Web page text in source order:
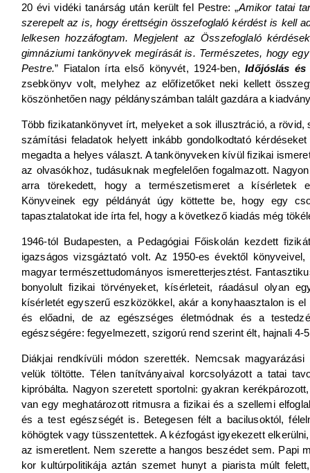
20 évi vidéki tanárság után került fel Pestre: „Amikor tatai
szerepelt az is, hogy érettségin összefoglaló kérdést is kell
lelkesen hozzáfogtam. Megjelent az Összefoglaló
gimnáziumi tankönyvek megírását is. Természetes, hogy
Pestre.” Fiatalon írta első könyvét, 1924-ben,Időjóslás és
zsebkönyv volt, melyhez az előfizetőket neki kellett
köszönhetően nagy példányszámban talált gazdára a
Több fizikatankönyvet írt, melyeket a sok illusztráció, a
számítási feladatok helyett inkább gondolkodtató
megadta a helyes választ. A tankönyveken kívül fizikai
az olvasókhoz, tudásuknak megfelelően fogalmazott.
arra törekedett, hogy a természetismeret a kísérletek
Könyveinek egy példányát úgy köttette be, hogy egy
tapasztalatokat ide írta fel, hogy a következő kiadás még
1946-tól Budapesten, a Pedagógiai Főiskolán kezdett
igazságos vizsgáztató volt. Az 1950-es évektől
magyar természettudományos ismeretterjesztést.
bonyolult fizikai törvényeket, kísérleteit, ráadásul olyan
kísérletét egyszerű eszközökkel, akár a konyhaasztalon is
és előadni, de az egészséges életmódnak és a
egészségére: fegyelmezett, szigorú rend szerint élt, hajnali
Diákjai rendkívüli módon szerették. Nemcsak
velük töltötte. Télen tanítványaival korcsolyázott a tatai
kipróbálta. Nagyon szeretett sportolni: gyakran
van egy meghatározott ritmusra a fizikai és a szellemi
és a test egészségét is. Betegesen félt a bacilusoktól,
köhögtek vagy tüsszentettek. A kézfogást igyekezett
az ismeretlent. Nem szerette a hangos beszédet sem. Papi
kor kultúrpolitikája aztán szemet hunyt a piarista múlt